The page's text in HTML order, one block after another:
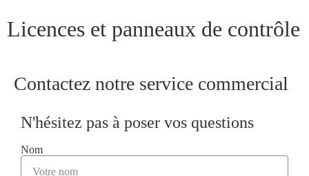
Licences et panneaux de contrôle
Contactez notre service commercial
N'hésitez pas à poser vos questions
Nom